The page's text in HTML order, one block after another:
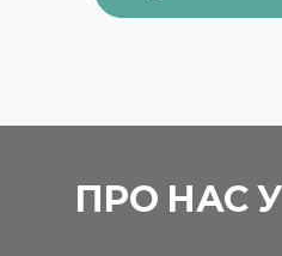
ПРО НАС